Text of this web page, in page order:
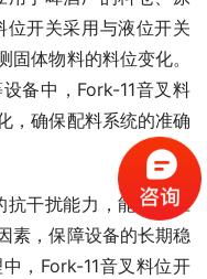
位开关采用与液位开关
体物料的料位变化。
备中，Fork-11音叉料
，确保配料系统的准确
干扰能力，能够适应
素，保障设备的长期稳
，Fork-11音叉料位开